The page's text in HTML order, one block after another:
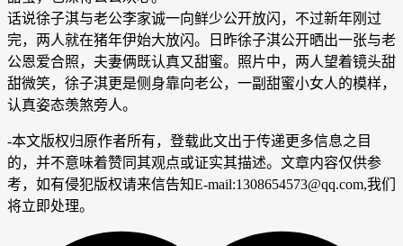
话说徐子淇与老公李家诚一向鲜少公开放闪，不过新年刚过
完，两人就在猪年伊始大放闪。日昨徐子淇公开晒出一张与老
公恩爱合照，夫妻俩既认真又甜蜜。照片中，两人望着镜头甜
甜微笑，徐子淇更是侧身靠向老公，一副甜蜜小女人的模样，
认真姿态羡煞旁人。
-本文版权归原作者所有，登载此文出于传递更多信息之目
的，并不意味着赞同其观点或证实其描述。文章内容仅供参
考，如有侵犯版权请来信告知E-mail:1308654573@qq.com,我们
将立即处理。